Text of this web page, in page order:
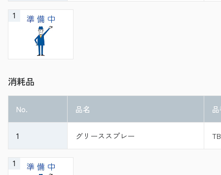
1
消耗品
No. 品名
1 グリーススプレー
1